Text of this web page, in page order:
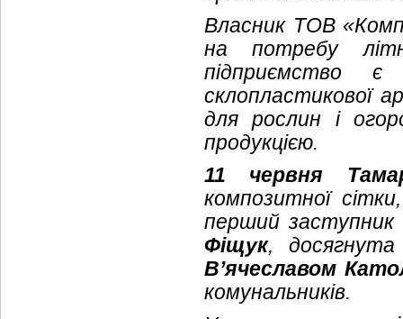
Власник ТОВ
на потребу
підприємство
склопластикової
для рослин і
продукцією.
11 червня
композитної
перший заступник
Фіщук, досягнута
В’ячеславом
комунальників.